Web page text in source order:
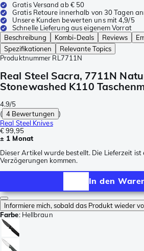
Gratis Versand ab € 50
Gratis Retoure innerhalb von 30 Tagen
Unsere Kunden bewerten uns mit 4,9/5
Schnelle Lieferung aus eigenem Vorrat
Beschreibung
Kombi-Deals Reviews
Spezifikationen
Relevante Topics
Produktnummer RL7711N
Real Steel Sacra, 7711N
Stonewashed K110
4.9/5
( 4 Bewertungen )
Real Steel Knives
€ 99,95
± 1 Monat
Dieser Artikel wurde bestellt. Die Lieferzeit
Verzögerungen kommen.
In den
Informiere mich, sobald das Produkt wieder
Farbe: Hellbraun